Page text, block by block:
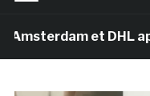
et DHL